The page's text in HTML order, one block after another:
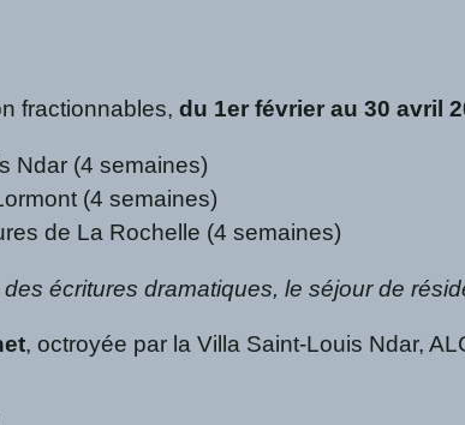
fractionnables,du 1er février au 30 avril
Ndar (4 semaines)
(4 semaines)
de La Rochelle (4 semaines)
écritures dramatiques, le séjour de
, octroyée par la Villa Saint-Louis Ndar,